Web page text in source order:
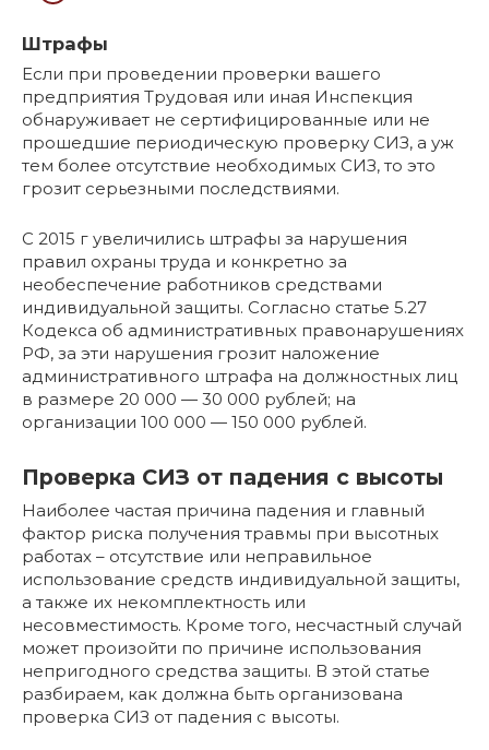
Штрафы
Если при проведении проверки вашего
предприятия Трудовая или иная Инспекция
обнаруживает не сертифицированные или не
прошедшие периодическую проверку СИЗ, а уж
тем более отсутствие необходимых СИЗ, то это
грозит серьезными последствиями.
С 2015 г увеличились штрафы за нарушения
правил охраны труда и конкретно за
необеспечение работников средствами
индивидуальной защиты. Согласно статье 5.27
Кодекса об административных правонарушениях
РФ, за эти нарушения грозит наложение
административного штрафа на должностных лиц
в размере 20 000 — 30 000 рублей; на
организации 100 000 — 150 000 рублей.
Проверка СИЗ от падения с высоты
Наиболее частая причина падения и главный
фактор риска получения травмы при высотных
работах – отсутствие или неправильное
использование средств индивидуальной защиты,
а также их некомплектность или
несовместимость. Кроме того, несчастный случай
может произойти по причине использования
непригодного средства защиты. В этой статье
разбираем, как должна быть организована
проверка СИЗ от падения с высоты.